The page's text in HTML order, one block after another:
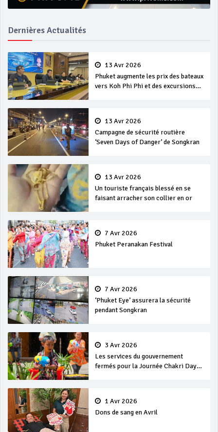
Dernières Actualités
13 Avr 2026
Phuket augmente les prix des bateaux
vers Koh Phi Phi et des excursions
13 Avr 2026
Campagne de sécurité routière
‘Seven Days of Danger’ de Songkran
13 Avr 2026
Un touriste français blessé en se
faisant arracher son collier en or
7 Avr 2026
Phuket Peranakan Festival
7 Avr 2026
‘Phuket Eye’ assurera la sécurité
pendant Songkran
3 Avr 2026
Les services du gouvernement
fermés pour la Journée Chakri Day
1 Avr 2026
Dons de sang en Avril